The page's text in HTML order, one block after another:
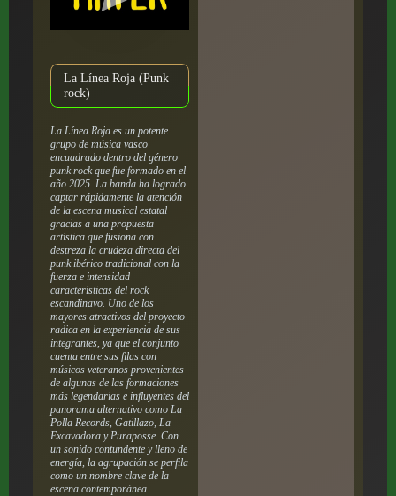
La Línea Roja (Punk
rock)
La Línea Roja es un potente
grupo de música vasco
encuadrado dentro del género
punk rock que fue formado en el
año 2025. La banda ha logrado
captar rápidamente la atención
de la escena musical estatal
gracias a una propuesta
artística que fusiona con
destreza la crudeza directa del
punk ibérico tradicional con la
fuerza e intensidad
características del rock
escandinavo. Uno de los
mayores atractivos del proyecto
radica en la experiencia de sus
integrantes, ya que el conjunto
cuenta entre sus filas con
músicos veteranos provenientes
de algunas de las formaciones
más legendarias e influyentes del
panorama alternativo como La
Polla Records, Gatillazo, La
Excavadora y Puraposse. Con
un sonido contundente y lleno de
energía, la agrupación se perfila
como un nombre clave de la
escena contemporánea.